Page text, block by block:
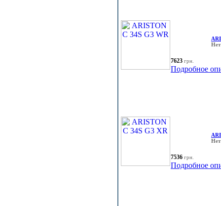
7623 грн.
Подробное
7536 грн.
Подробное